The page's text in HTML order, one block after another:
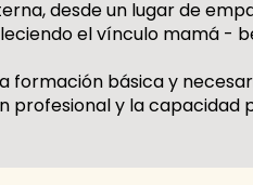
desde un lugar de
el vínculo mamá -
formación básica y
profesional y la capacidad